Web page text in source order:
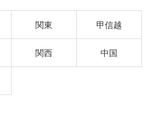
関東 甲信越
関西 中国